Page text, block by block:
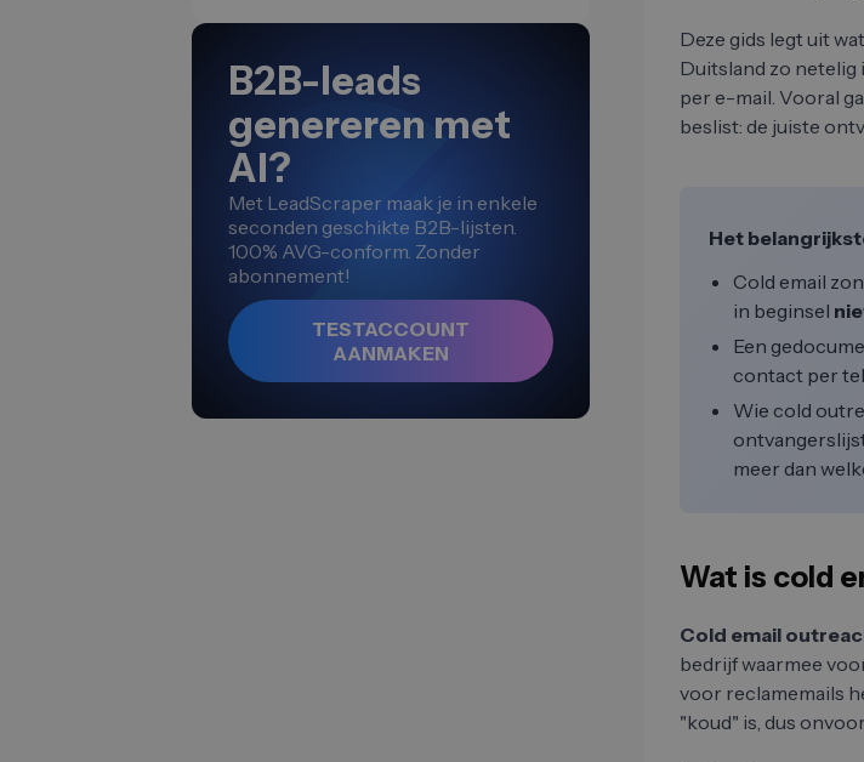
B2B-leads
genereren met
AI?
Met LeadScraper maak je in enkele
seconden geschikte B2B-lijsten.
100% AVG-conform. Zonder
abonnement!
TESTACCOUNT
AANMAKEN
Deze gids legt uit
Duitsland zo netelig
per e-mail. Vooral
beslist: de juiste
Het
Cold email
in beginsel
Een
contact per
Wie cold
meer dan
Wat is cold
Cold email
bedrijf waarmee
voor reclamemails
"koud" is, dus